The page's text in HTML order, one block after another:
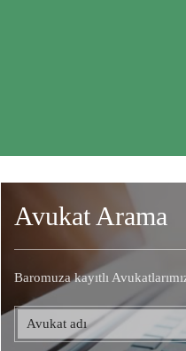
Avukat Arama
Baromuza kayıtlı